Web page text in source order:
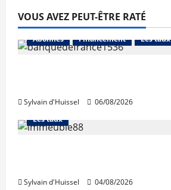
VOUS AVEZ PEUT-ÊTRE RATÉ
Abonnés Financement Les taux
Sylvain d'Huissel 06/08/2026
Abonnés Financement
Les taux
Sylvain d'Huissel
04/08/2026